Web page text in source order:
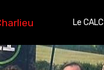
Le CALC